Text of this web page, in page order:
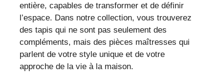
entière, capables de transformer et de définir
l’espace. Dans notre collection, vous trouverez
des tapis qui ne sont pas seulement des
compléments, mais des pièces maîtresses qui
parlent de votre style unique et de votre
approche de la vie à la maison.